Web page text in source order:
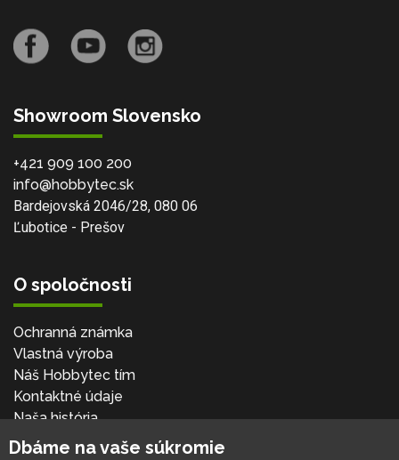
Showroom Slovensko
+421 909 100 200
info@hobbytec.sk
Bardejovská 2046/28, 080 06
Ľubotice - Prešov
O spoločnosti
Ochranná známka
Vlastná výroba
Náš Hobbytec tím
Kontaktné údaje
Naša história
Kariéra
Dbáme na vaše súkromie